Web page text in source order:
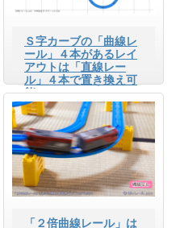
Ｓ字カーブの「曲線レ
ール」４本があるレイ
アウトは「直線レー
ル」４本で置き換え可
能
「２倍曲線レール」は